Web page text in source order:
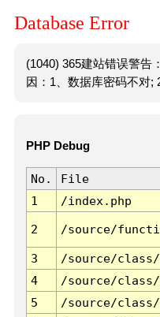
Database Error
(1040) 365建站错误警告
因：1、数据库密码不对;
PHP Debug
No. File
1
/index.php
2 /source/
3 /source/
4
/source/
5
/source/